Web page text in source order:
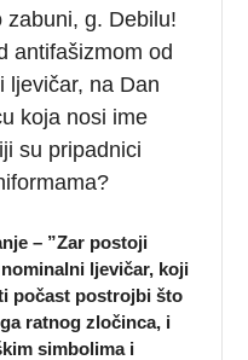
zabuni, g. Debilu!
antifašizmom od
ljevičar, na Dan
koja nosi ime
su pripadnici
– ”Zar postoji
ljevičar, koji
počast postrojbi što
ratnog zločinca, i
simbolima i